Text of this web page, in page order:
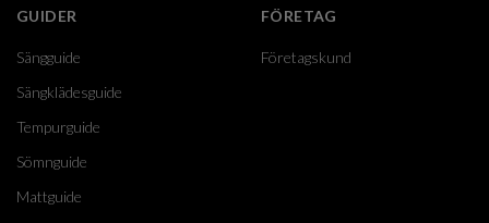
GUIDER
Sängguide
Sängklädesguide
Tempurguide
Sömnguide
Mattguide
FÖRETAG
Företagskund